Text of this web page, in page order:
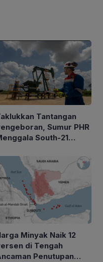
Tantangan
Sumur PHR
South-21
Minyak Naik 12
di Tengah
Penutupan